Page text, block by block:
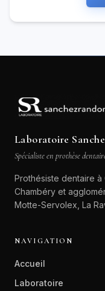
Laboratoire
Spécialiste en prothèse
Prothésiste dentaire à
Chambéry et
Motte-Servolex, La
NAVIGATION
Accueil
Laboratoire